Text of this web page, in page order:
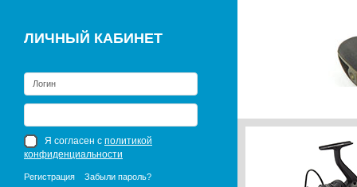
ЛИЧНЫЙ КАБИНЕТ
Я согласен с политикой
конфиденциальности
Регистрация Забыли пароль?